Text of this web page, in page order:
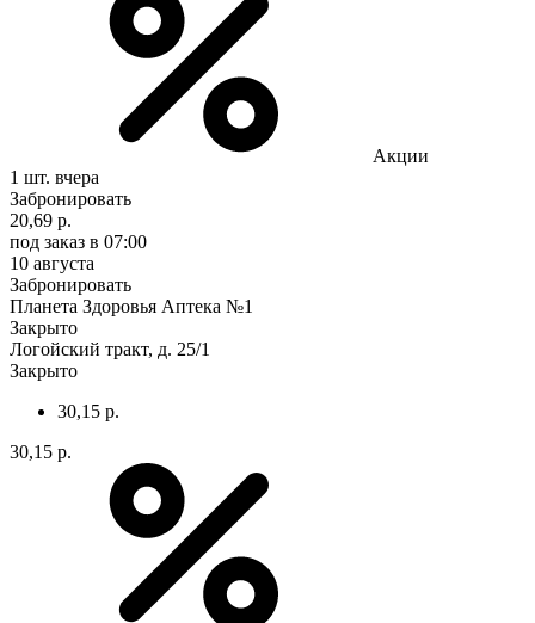
Акции
1 шт. вчера
Забронировать
20,69 р.
под заказ в 07:00
10 августа
Забронировать
Планета Здоровья Аптека №1
Закрыто
Логойский тракт, д. 25/1
Закрыто
30,15 р.
30,15 р.